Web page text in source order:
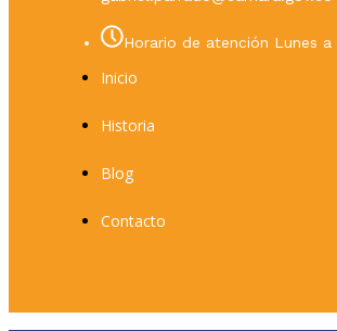
Horario de atención Lunes
Inicio
Historia
Blog
Contacto